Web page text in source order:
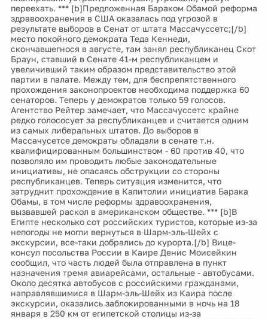
переехать. *** [b]Предложенная Бараком Обамой реформа
здравоохранения в США оказалась под угрозой в
результате выборов в Сенат от штата Массачуссетс;[/b]
место покойного демократа Теда Кеннеди,
скончавшегнося в августе, там занял республиканец Скот
Браун, ставший в Сенате 41-м республиканцем и
увеличивший таким образом представительство этой
партии в палате. Между тем, для беспрепятственного
прохождения законопроектов необходима поддержка 60
сенаторов. Теперь у демократов только 59 голосов.
Агентство Рейтер замечает, что Массачуссетс крайне
редко голососует за республиканцев и считается одним
из самых либеральных штатов. До выборов в
Массачусетсе демократы обладали в сенате т.н.
квалифицированным большинством - 60 против 40, что
позволяло им проводить любые законодательные
инициативы, не опасаясь обструкции со стороны
республиканцев. Теперь ситуация изменится, что
затруднит прохождение в Капитолии инициатив Барака
Обамы, в том числе реформы здравоохранения,
вызвавшей раскол в американском обществе. *** [b]В
Египте несколько сот российских туристов, которые из-за
непогоды не могли вернуться в Шарм-эль-Шейх с
экскурсии, все-таки добрались до курорта.[/b] Вице-
консул посольства России в Каире Денис Моисейкин
сообщил, что часть людей была отправлена в пункт
назначения тремя авиарейсами, остальные - автобусами.
Около десятка автобусов с российскими гражданами,
направлявшимися в Шарм-эль-Шейх из Каира после
экскурсии, оказались заблокированными в ночь на 18
января в 250 км от египетской столицы из-за